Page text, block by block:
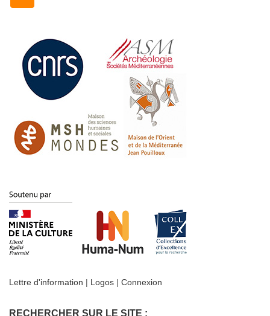
Lettre d'information | Logos | Connexion
RECHERCHER SUR LE SITE :